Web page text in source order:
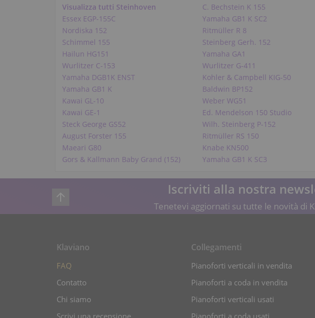
Visualizza tutti Steinhoven C. Bechstein K 155
Essex EGP-155C
Yamaha GB1 K SC2
Nordiska 152
Ritmüller R 8
Schimmel 155
Steinberg Gerh. 152
Hailun HG151
Yamaha GA1
Wurlitzer C-153
Wurlitzer G-411
Yamaha DGB1K ENST
Kohler & Campbell KIG-50
Yamaha GB1 K
Baldwin BP152
Kawai GL-10
Weber WG51
Kawai GE-1
Ed. Mendelson 150 Studio
Steck George GS52
Wilh. Steinberg P-152
August Forster 155
Ritmüller RS 150
Maeari G80
Knabe KN500
Gors & Kallmann Baby Grand (152)
Yamaha GB1 K SC3
Iscriviti alla nostra
Tenetevi aggiornati su tutte le novità di
Klaviano
FAQ
Contatto
Chi siamo
Collegamenti
Pianoforti verticali in vendita
Pianoforti a coda in vendita
Pianoforti verticali usati